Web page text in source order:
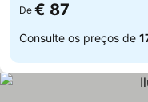
De € 87
Consulte os preços de